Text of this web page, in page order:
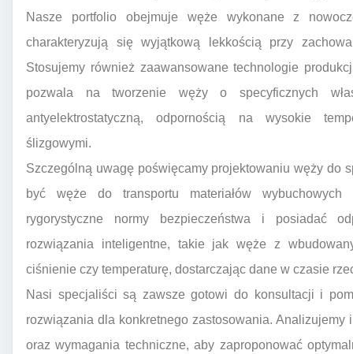
Nasze portfolio obejmuje węże wykonane z
charakteryzują się wyjątkową lekkością przy
Stosujemy również zaawansowane technologie
pozwala na tworzenie węży o specyficznych
antyelektrostatyczną, odpornością na wysokie
ślizgowymi.
Szczególną uwagę poświęcamy projektowaniu węży do
być węże do transportu materiałów wybuchowych
rygorystyczne normy bezpieczeństwa i posiadać
rozwiązania inteligentne, takie jak węże z
ciśnienie czy temperaturę, dostarczając dane w czasie
Nasi specjaliści są zawsze gotowi do konsultacji i
rozwiązania dla konkretnego zastosowania.
oraz wymagania techniczne, aby zaproponować